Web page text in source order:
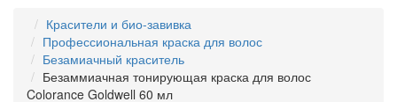
Красители и био-завивка
Профессиональная краска для волос
Безамиачный краситель
Безаммиачная тонирующая краска для волос
Colorance Goldwell 60 мл